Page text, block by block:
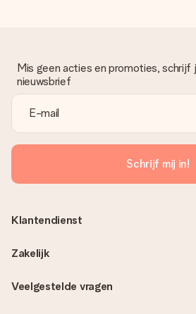
Mis geen acties en promoties, schrijf
nieuwsbrief
Schrijf mij in!
Veelgestelde vragen
Klantendienst
Zakelijk